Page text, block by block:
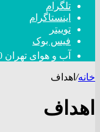
تلگرام
اینستاگرام
توییتر
فیس بوک
آب و هوای تهران
خانه/ اهداف
اهداف